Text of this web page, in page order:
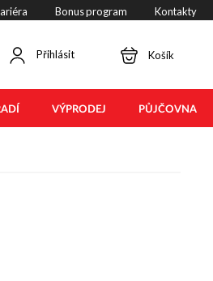
Bonus program Kontakty
Přihlásit Košík
VÝPRODEJ PŮJČOVNA